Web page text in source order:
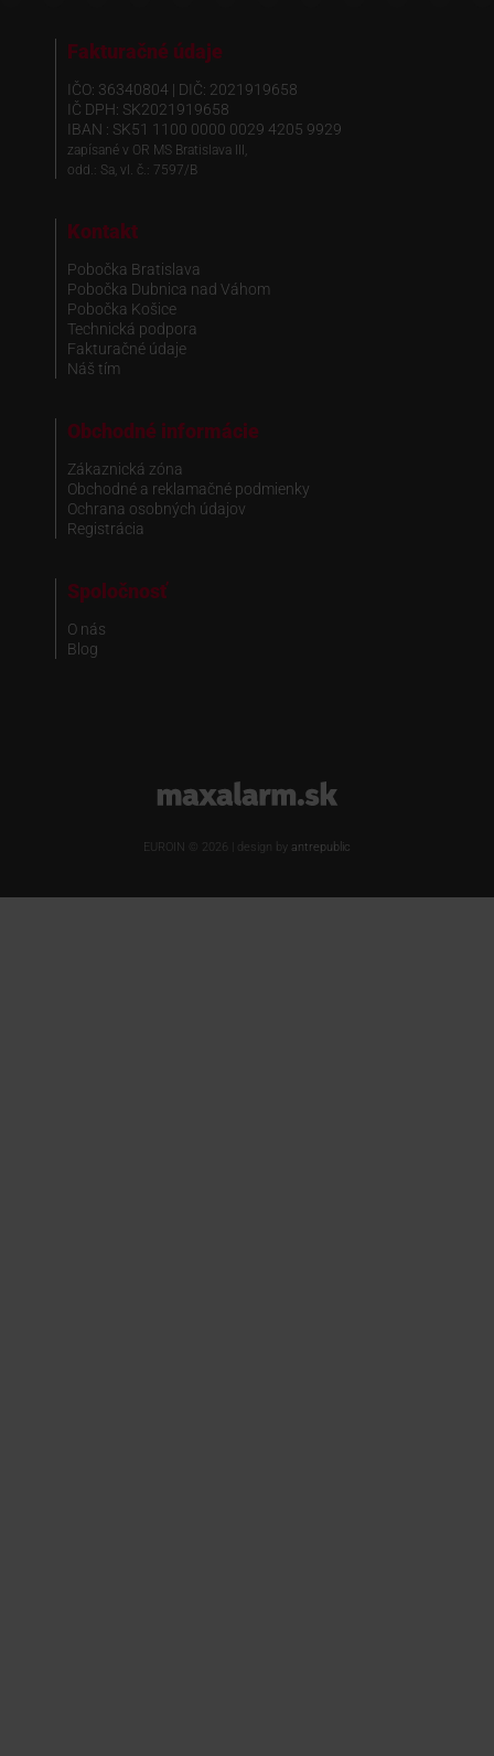
Fakturačné údaje
IČO: 36340804 | DIČ: 2021919658
IČ DPH: SK2021919658
IBAN : SK51 1100 0000 0029 4205 9929
zapísané v OR MS Bratislava III,
odd.: Sa, vl. č.: 7597/B
Kontakt
Pobočka Bratislava
Pobočka Dubnica nad Váhom
Pobočka Košice
Technická podpora
Fakturačné údaje
Náš tím
Obchodné informácie
Zákaznická zóna
Obchodné a reklamačné podmienky
Ochrana osobných údajov
Registrácia
Spoločnosť
O nás
Blog
www.maxalarm.sk
EUROIN © 2026 | design by antrepublic